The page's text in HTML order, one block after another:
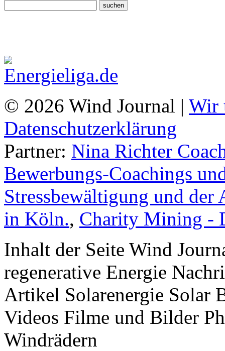
© 2026 Wind Journal | Wir
Datenschutzerklärung
Partner: Nina Richter
Bewerbungs-Coachings
Stressbewältigung und
in Köln., Charity Mining -
Inhalt der Seite Wind
regenerative Energie
Artikel Solarenergie Solar
Videos Filme und Bilder
Windrädern